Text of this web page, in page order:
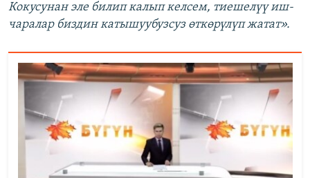
Кокусунан эле билип калып келсем, тиешелүү иш-
чаралар биздин катышуубузсуз өткөрүлүп жатат».